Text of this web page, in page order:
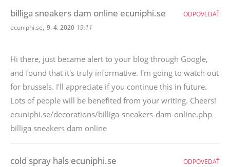
billiga sneakers dam online ecuniphi.se
ecuniphi.se, 9. 4. 2020 19:11
Hi there, just became alert to your blog through Google,
and found that it's truly informative. I'm going to watch out
for brussels. I'll appreciate if you continue this in future.
Lots of people will be benefited from your writing. Cheers!
ecuniphi.se/decorations/billiga-sneakers-dam-online.php
billiga sneakers dam online
ODPOVEDAŤ
cold spray hals ecuniphi.se ODPOVEDAŤ